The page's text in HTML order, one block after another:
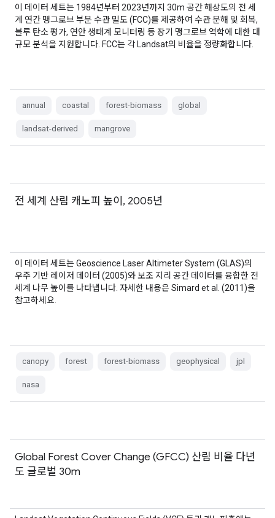
이 데이터 세트는 1984년부터 2023년까지 30m 공간 해상도의 전 세
계 연간 맹그로브 부분 수관 밀도 (FCC)를 제공하여 수관 분해 및 회복,
블루 탄소 평가, 연안 생태계 모니터링 등 장기 맹그로브 역학에 대한 대
규모 분석을 지원합니다. FCC는 각 Landsat의 비율을 정량화합니다.
annual coastal forest-biomass global
landsat-derived mangrove
전 세계 산림 캐노피 높이, 2005년
이 데이터 세트는 Geoscience Laser Altimeter System (GLAS)의
우주 기반 레이저 데이터 (2005)와 보조 지리 공간 데이터를 융합한 전
세계 나무 높이를 나타냅니다. 자세한 내용은 Simard et al. (2011)을
참고하세요.
canopy forest forest-biomass geophysical jpl
nasa
Global Forest Cover Change (GFCC) 산림 비율 다년
도 글로벌 30m